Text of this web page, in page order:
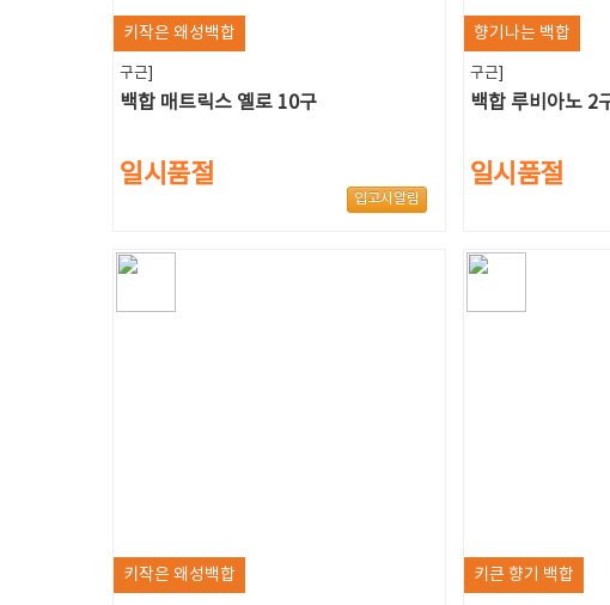
키작은 왜성백합
구근]
백합 매트릭스 옐로 10구
일시품절
입고시알림
향기나는 백합
구근]
백합 루비아노 2
일시품절
키작은 왜성백합 키큰 향기 백합